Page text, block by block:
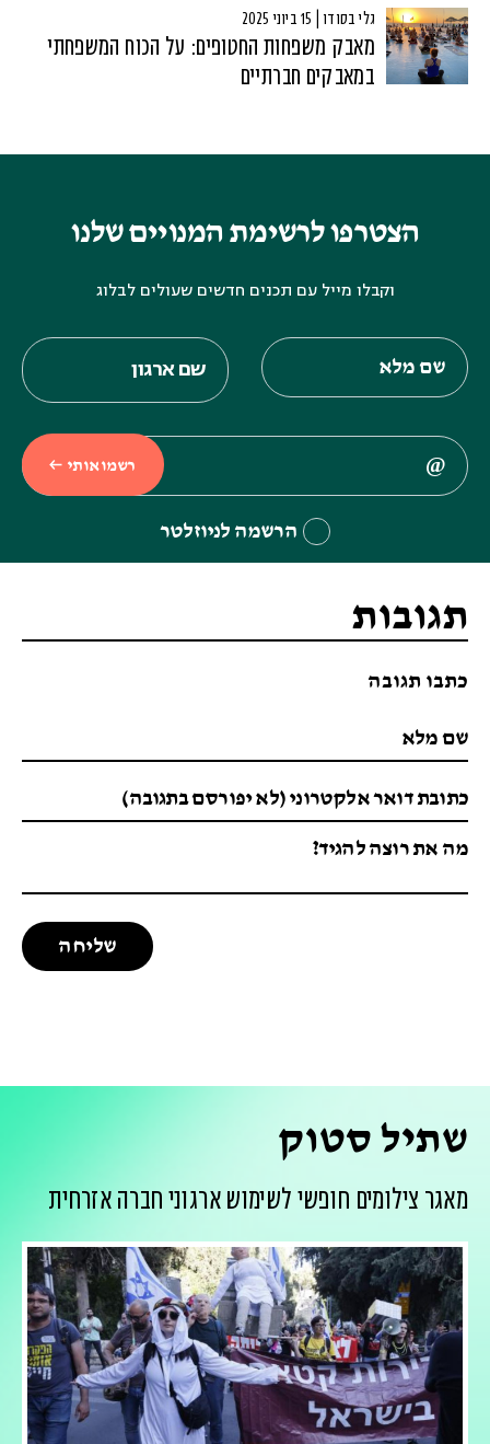
גלי בסודו | 15 ביוני 2025
מאבק משפחות החטופים: על הכוח המשפחתי
במאבקים חברתיים
הצטרפו לרשימת המנויים שלנו
וקבלו מייל עם תכנים חדשים שעולים לבלוג
הרשמה לניוזלטר
רשמו אותי
תגובות
כתבו תגובה
שתיל סטוק
מאגר צילומים חופשי לשימוש ארגוני חברה אזרחית